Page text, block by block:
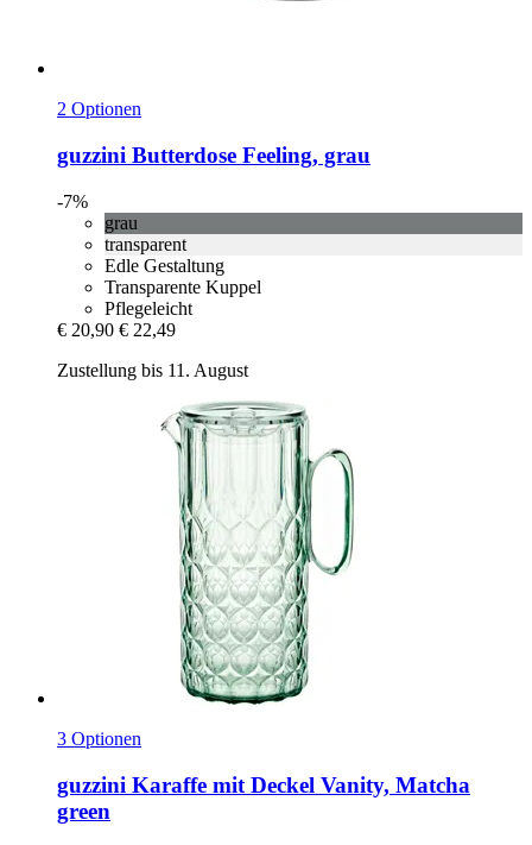
2 Optionen
guzzini Butterdose Feeling, grau
-7%
grau
transparent
Edle Gestaltung
Transparente Kuppel
Pflegeleicht
€ 20,90 € 22,49
Zustellung bis 11. August
3 Optionen
guzzini Karaffe mit Deckel Vanity, Matcha
green